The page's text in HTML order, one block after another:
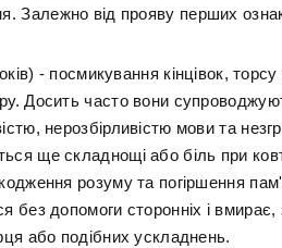
Залежно від прояву перших
- посмикування кінцівок,
Досить часто вони
нерозбірливістю мови та
ще складнощі або біль при
розуму та погіршення
без допомоги сторонніх і вмирає,
або подібних ускладнень.